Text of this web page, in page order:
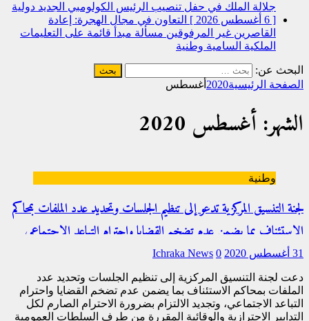
جلالة الملك في حفل تنصيب الرئيس الكولومبي الجديد دولية
[ 6 أغسطس 2026 ]
التعاون في مجال الهجرة: إعادة
القاصرين غير المرفوقين مسألة مبدأ قائمة على التعليمات
الملكية السامية وطنية
البحث عن:
الصفحة الرئيسية2020 أغسطس
الشهر: أغسطس 2020
وطنية
لجنة التنسيق المركزية تدعو إلى تنظيم الجلسات وتحديد عدد الملفات بمحاكم
الاستئناف بما يضمن عدم تضخم القضايا واحترام التباعد الاجتماعي
31 أغسطس 2020 Ichraka News 0
دعت لجنة التنسيق المركزية إلى تنظيم الجلسات وتحديد عدد
الملفات بمحاكم الاستئناف بما يضمن عدم تضخم القضايا واحترام
التباعد الاجتماعي، وتجديد الالتزام بضرورة الاحترام الصارم لكل
التدابير الاحترازية والوقائية المقررة من طرف السلطات العمومية